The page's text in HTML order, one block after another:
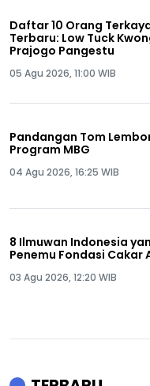
Daftar 10 Orang
Terbaru: Low Tuck
Prajogo Pangestu
05 Agu 2026, 11:00 WIB
Pandangan Tom
Program MBG
04 Agu 2026, 16:25 WIB
8 Ilmuwan Indonesia
Penemu Fondasi Cakar
03 Agu 2026, 12:20 WIB